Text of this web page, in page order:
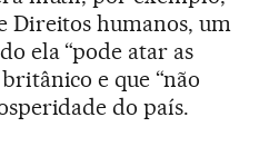
Direitos humanos, um
ela “pode atar as
e que “não
do país.